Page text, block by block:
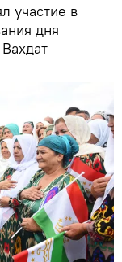
участие в
дня